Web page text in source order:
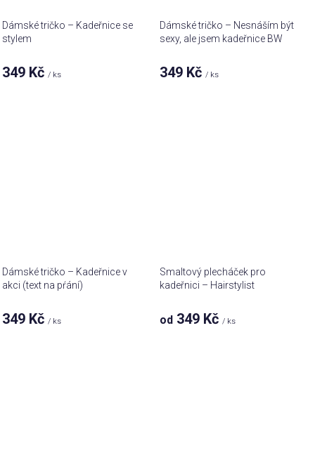
Dámské tričko – Kadeřnice se
stylem
349 Kč/ ks
Dámské tričko – Nesnáším být
sexy, ale jsem kadeřnice BW
349 Kč/ ks
Dámské tričko – Kadeřnice v
akci (text na pŕání)
349 Kč / ks
Smaltový plecháček pro
kadeřnici – Hairstylist
od 349 Kč / ks